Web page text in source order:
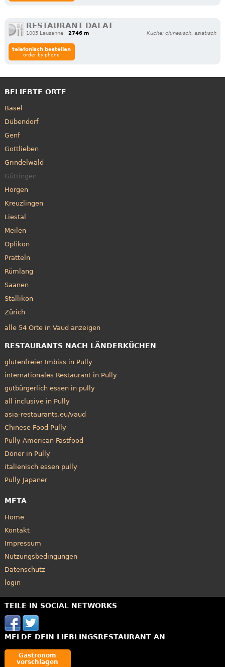
RESTAURANT DALAT
1005 Lausanne 2746 m Küche: chinesisch, asiatisch
telefonisch bestellen
order by phone
BELIEBTE ORTE
Basel
Dübendorf
Genf
Gottlieben
Grindelwald
Güttingen
Horgen
Kreuzlingen
Liestal
Meilen
Opfikon
Pratteln
Rümlang
Saanen
Stallikon
Zürich
alle 54 Orte in Vaud anzeigen
RESTAURANTS NACH LÄNDERKÜCHEN
glutenfreier Imbiss in Pully
internationales Restaurant in Pully
gutbürgerlich essen in pully
all inclusive in Pully
asia-restaurants.eu/vaud
Chinese Food Pully
Pully American Fastfood
Döner in Pully
italienisch essen pully
Pully Japaner
META
Home
Kontakt
Impressum
Nutzungsbedingungen
Datenschutz
login
TEILE IN SOCIAL NETWORKS
MELDE DEIN LIEBLINGSRESTAURANT AN
Gastronom
vorschlagen